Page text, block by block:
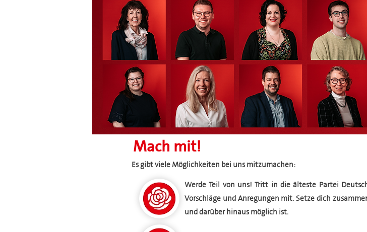
Mach mit!
Es gibt viele Möglichkeiten bei uns mitzumachen:
Werde Teil von uns! Tritt in die älteste Partei
Vorschläge und Anregungen mit. Setze dich
und darüber hinaus möglich ist.